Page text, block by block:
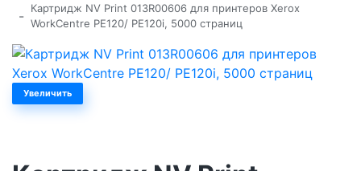
-
Картридж NV Print 013R00606 для принтеров Xerox
WorkCentre PE120/ PE120i, 5000 страниц
Увеличить